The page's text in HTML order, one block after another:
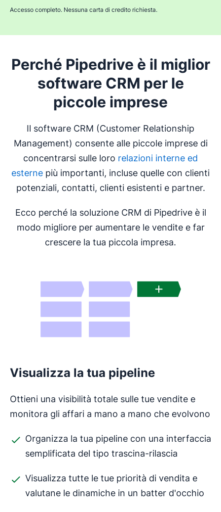
Accesso completo. Nessuna carta di credito richiesta.
Perché Pipedrive è il miglior
software CRM per le
piccole imprese
Il software CRM (Customer Relationship
Management) consente alle piccole imprese di
concentrarsi sulle loro relazioni interne ed
esterne più importanti, incluse quelle con clienti
potenziali, contatti, clienti esistenti e partner.
Ecco perché la soluzione CRM di Pipedrive è il
modo migliore per aumentare le vendite e far
crescere la tua piccola impresa.
Visualizza la tua pipeline
Ottieni una visibilità totale sulle tue vendite e
monitora gli affari a mano a mano che evolvono
Organizza la tua pipeline con una interfaccia
semplificata del tipo trascina-rilascia
Visualizza tutte le tue priorità di vendita e
valutane le dinamiche in un batter d'occhio